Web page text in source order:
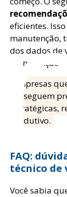
eficientes.
manutenção,
dos dados de
manutenção.
Empresas
conseguem
estratégicas,
produtivo.
FAQ:
técnico de
Você sabia